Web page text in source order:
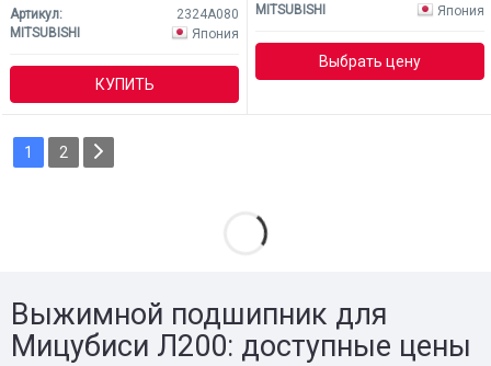
Артикул:
2324A080
MITSUBISHI
Япония
КУПИТЬ
MITSUBISHI
Япония
Выбрать цену
1 2
Выжимной подшипник для
Мицубиси Л200: доступные цены